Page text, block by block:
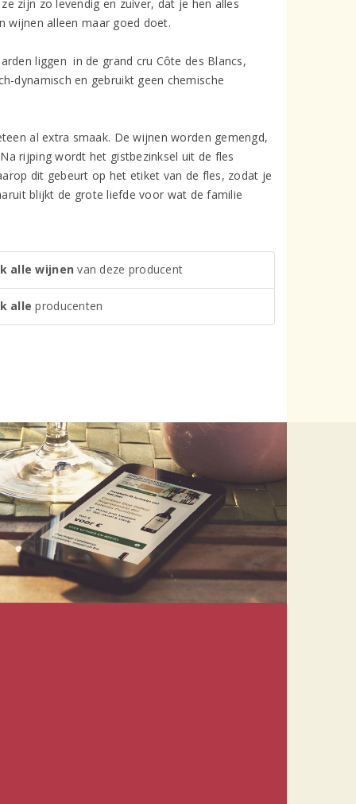
zijn zo levendig en zuiver, dat je hen alles
wijnen alleen maar goed doet.
liggen in de grand cru Côte des Blancs,
dynamisch en gebruikt geen chemische
al extra smaak. De wijnen worden gemengd,
rijping wordt het gistbezinksel uit de fles
dit gebeurt op het etiket van de fles, zodat je
blijkt de grote liefde voor wat de familie
alle wijnen van deze producent
alle producenten